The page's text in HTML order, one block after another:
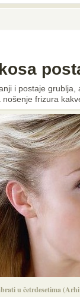
i postaje grublja,
frizura
u četrdesetima